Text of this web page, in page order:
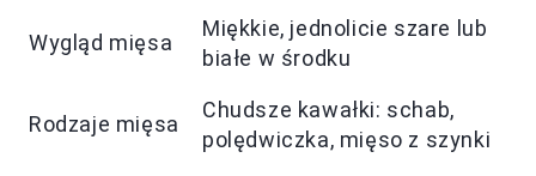
Wygląd mięsa
Miękkie, jednolicie szare lub
białe w środku
Rodzaje mięsa
Chudsze kawałki: schab,
polędwiczka, mięso z szynki